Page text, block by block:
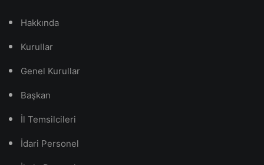
Hakkında
Kurullar
Genel Kurullar
Başkan
İl Temsilcileri
İdari Personel